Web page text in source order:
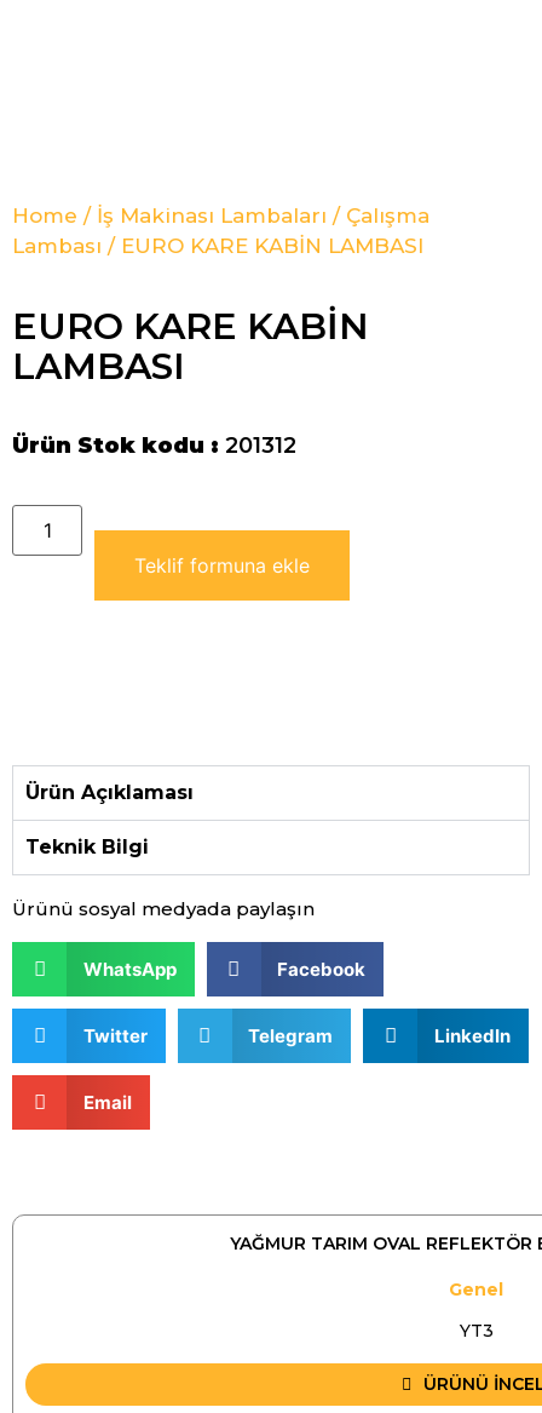
Home / İş Makinası Lambaları / Çalışma
Lambası / EURO KARE KABİN LAMBASI
EURO KARE KABİN
LAMBASI
Ürün Stok kodu : 201312
Teklif formuna ekle
Ürün Açıklaması
Teknik Bilgi
Ürünü sosyal medyada paylaşın
WhatsApp Facebook
Twitter Telegram LinkedIn
Email
YAĞMUR TARIM OVAL REFLEKTÖR
Genel
YT3
ÜRÜNÜ